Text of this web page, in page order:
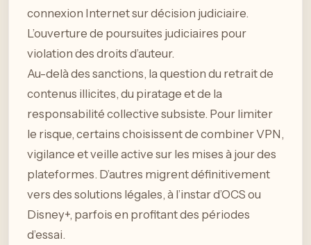
connexion Internet sur décision judiciaire.
L’ouverture de poursuites judiciaires pour
violation des droits d’auteur.
Au-delà des sanctions, la question du retrait de
contenus illicites, du piratage et de la
responsabilité collective subsiste. Pour limiter
le risque, certains choisissent de combiner VPN,
vigilance et veille active sur les mises à jour des
plateformes. D’autres migrent définitivement
vers des solutions légales, à l’instar d’OCS ou
Disney+, parfois en profitant des périodes
d’essai.